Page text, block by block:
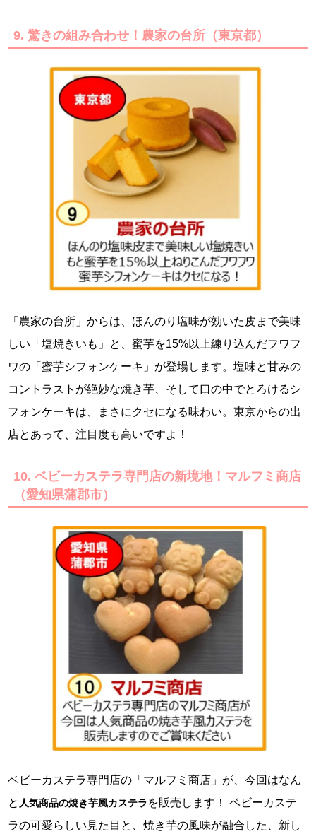
9. 驚きの組み合わせ！農家の台所（東京都）
「農家の台所」からは、ほんのり塩味が効いた皮まで美味
しい「塩焼きいも」と、蜜芋を15%以上練り込んだフワフ
ワの「蜜芋シフォンケーキ」が登場します。塩味と甘みの
コントラストが絶妙な焼き芋、そして口の中でとろけるシ
フォンケーキは、まさにクセになる味わい。東京からの出
店とあって、注目度も高いですよ！
10. ベビーカステラ専門店の新境地！マルフミ商店
（愛知県蒲郡市）
ベビーカステラ専門店の「マルフミ商店」が、今回はなん
と 人気商品の焼き芋風カステラを販売します！ ベビーカステ
ラの可愛らしい見た目と、焼き芋の風味が融合した、新し